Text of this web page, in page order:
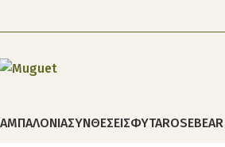
ΜΠΑΛΟΝΙΑΣΥΝΘΕΣΕΙΣΦΥΤΑROSEBEAR